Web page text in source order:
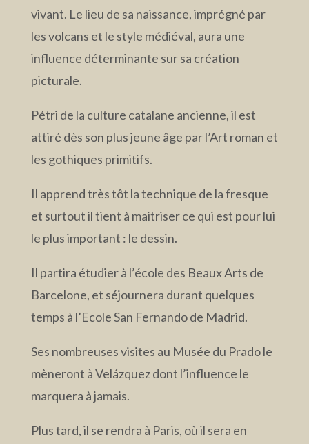
vivant. Le lieu de sa naissance, imprégné par
les volcans et le style médiéval, aura une
influence déterminante sur sa création
picturale.
Pétri de la culture catalane ancienne, il est
attiré dès son plus jeune âge par l’Art roman et
les gothiques primitifs.
Il apprend très tôt la technique de la fresque
et surtout il tient à maitriser ce qui est pour lui
le plus important : le dessin.
Il partira étudier à l’école des Beaux Arts de
Barcelone, et séjournera durant quelques
temps à l’Ecole San Fernando de Madrid.
Ses nombreuses visites au Musée du Prado le
mèneront à Velázquez dont l’influence le
marquera à jamais.
Plus tard, il se rendra à Paris, où il sera en